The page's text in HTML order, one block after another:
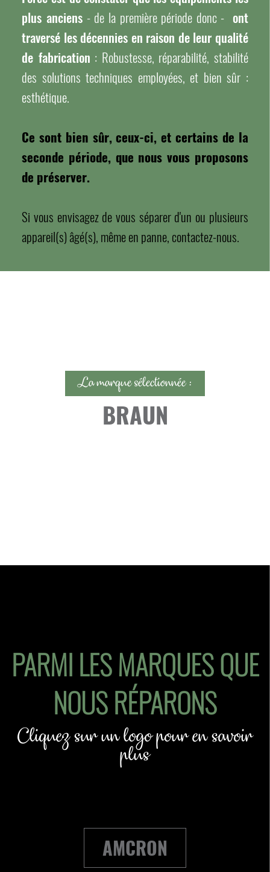
plus anciens- de la première période donc - ont
traversé les décennies en raison de leur qualité
de fabrication : Robustesse, réparabilité, stabilité
des solutions techniques employées, et bien sûr :
esthétique.
Ce sont bien sûr, ceux-ci, et certains de la
seconde période, que nous vous proposons
de préserver.
Si vous envisagez de vous séparer d'un ou plusieurs
appareil(s) âgé(s), même en panne, contactez-nous.
La marque sélectionnée :
BRAUN
PARMI LES MARQUES QUE
NOUS RÉPARONS
Cliquez sur un logo pour en savoir
plus
AMCRON